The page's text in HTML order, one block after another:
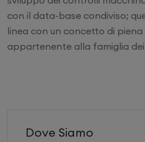
con il data-base condiviso;
linea con un concetto di
appartenente alla famiglia dei
Dove Siamo